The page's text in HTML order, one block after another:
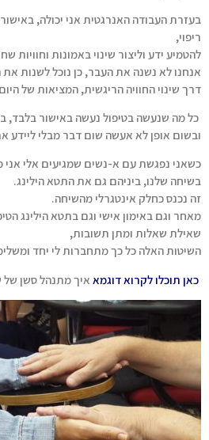
בעזרת העבודה האנרגטית אני יכולה,
ריפוי,
להטמיע ידע וליצור שינוי באמונות וחוויות
אנחנו לא נשנה את העבר, כן נוכל לשנות את
דרך שינוי החוויה הריגשית, המציאות של
כל מה שנעשה בטיפול נעשה באישור בלבד,
ובשום אופן לא אעשה שום דבר מבלי ליידע
כשאני נפגשת עם א-נשים שמגיעים אלי אני
בשיחה שלנו, ביניהם גם את התטא הילינג.
זה נכנס כחלק אינטגרלי מהשיחה.
מאחר וגם באימון אישי וגם בתטא הילינג
שאילת שאלות ומתן תשובות,
השיטות האלה כל כך מתחברות לי יחד
כאן תוכלו לקרוא דוגמא איך מתנהל סשן של